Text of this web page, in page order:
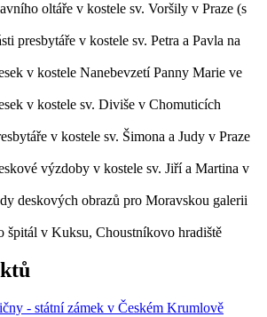
oltáře v kostele sv. Voršily v Praze (s
presbytáře v kostele sv. Petra a Pavla na
v kostele Nanebevzetí Panny Marie ve
v kostele sv. Diviše v Chomuticích
v kostele sv. Šimona a Judy v Praze
výzdoby v kostele sv. Jiří a Martina v
deskových obrazů pro Moravskou galerii
špitál v Kuksu, Choustníkovo hradiště